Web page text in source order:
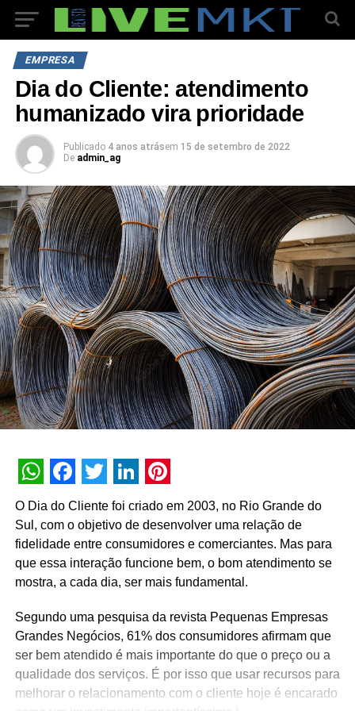
EMPRESA
Dia do Cliente: atendimento
humanizado vira prioridade
Publicado 4 anos atrásem 15 de setembro de 2022
De admin_ag
WhatsApp
Facebook
Twitter
LinkedIn
Pinterest
O Dia do Cliente foi criado em 2003, no Rio Grande do
Sul, com o objetivo de desenvolver uma relação de
fidelidade entre consumidores e comerciantes. Mas para
que essa interação funcione bem, o bom atendimento se
mostra, a cada dia, ser mais fundamental.
Segundo uma pesquisa da revista Pequenas Empresas
Grandes Negócios, 61% dos consumidores afirmam que
ser bem atendido é mais importante do que o preço ou a
qualidade dos serviços. É por isso que usar recursos para
melhorar o relacionamento com o cliente hoje é encarado